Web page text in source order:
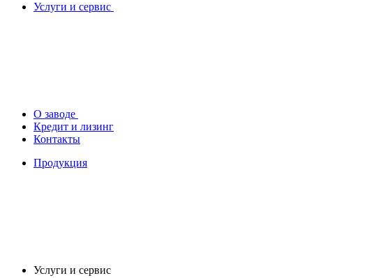
Услуги и сервис
О заводе
Кредит и лизинг
Контакты
Продукция
Услуги и сервис